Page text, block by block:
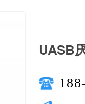
UASB